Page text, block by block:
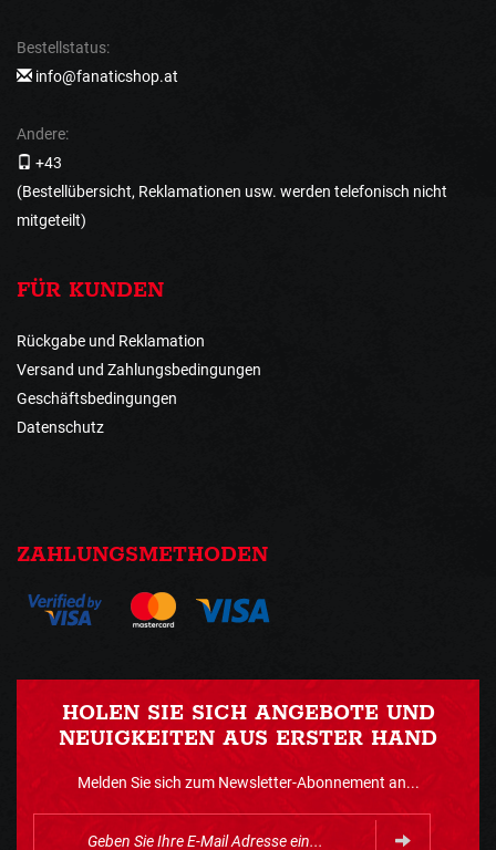
Bestellstatus:
info@fanaticshop.at
Andere:
+43
(Bestellübersicht, Reklamationen usw. werden telefonisch nicht
mitgeteilt)
FÜR KUNDEN
Rückgabe und Reklamation
Versand und Zahlungsbedingungen
Geschäftsbedingungen
Datenschutz
ZAHLUNGSMETHODEN
HOLEN SIE SICH ANGEBOTE UND
NEUIGKEITEN AUS ERSTER HAND
Melden Sie sich zum Newsletter-Abonnement an...